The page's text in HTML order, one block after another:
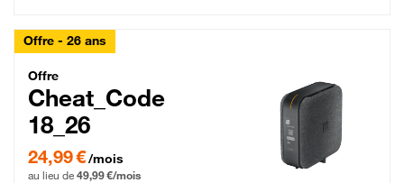
Offre - 26 ans
Cheat_Code Fibre_18_26
Offre
Cheat_Code
18_26
24,99 € par mois pendant 0 mois puis 49,99 € par mois, Sans engagement
24,99 €/mois
au lieu de 49,99 €/mois